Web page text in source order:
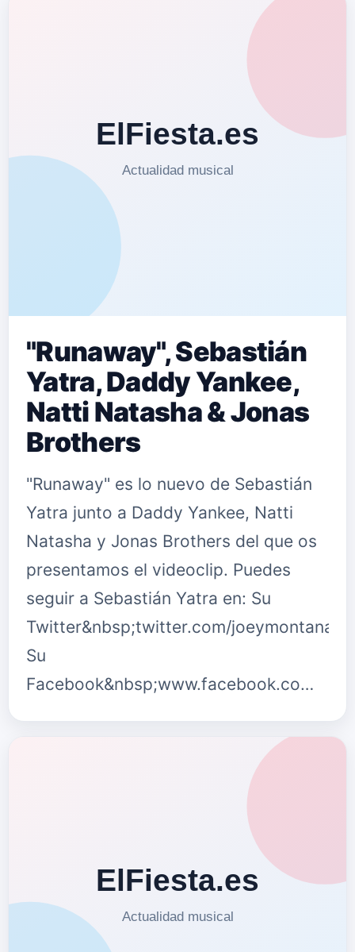
"Runaway", Sebastián
Yatra, Daddy Yankee,
Natti Natasha & Jonas
Brothers
"Runaway" es lo nuevo de Sebastián
Yatra junto a Daddy Yankee, Natti
Natasha y Jonas Brothers del que os
presentamos el videoclip. Puedes
seguir a Sebastián Yatra en: Su
Twitter&nbsp;twitter.com/joeymontanat
Su
Facebook&nbsp;www.facebook.co…